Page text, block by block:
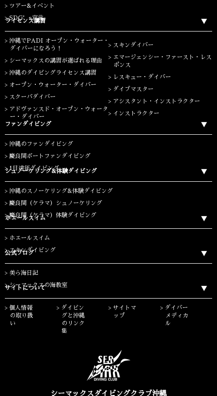
ツアー&イベント
SDG’s宣言
ライセンス講習
沖縄でPADI オープン・ウォーター・
ダイバーになろう！
シーマックスの講習が選ばれる理由
沖縄のダイビングライセンス講習
オープン・ウォーター・ダイバー
スクーバダイバー
アドヴァンスド・オープン・ウォータ
ー・ダイバー
スキンダイバー
エマージェンシー・ファースト・レス
ポンス
レスキュー・ダイバー
ダイブマスター
アシスタント・インストラクター
インストラクター
ファンダイビング
沖縄のファンダイビング
慶良間ボートファンダイビング
1日遠征ダイビング
シュノーケリング&体験ダイビング
沖縄のスノーケリング&体験ダイビング
慶良間（ケラマ）シュノーケリング
慶良間（ケラマ）体験ダイビング
ホエールスイム
ホエールスイム
スキンダイビング
公式ブログ
美ら海日記
シーマックスの海教室
サイトについて
個人情報
の取り扱
い
ダイビン
グと沖縄
のリンク
集
サイトマ
ップ
ダイバー
メディカ
ル
シーマックスダイビングクラブ沖縄